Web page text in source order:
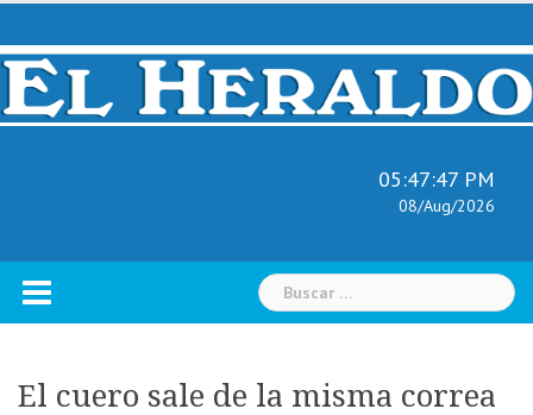
Skip
content
05:47:48 PM
08/Aug/2026
Buscar:
El cuero sale de la misma correa